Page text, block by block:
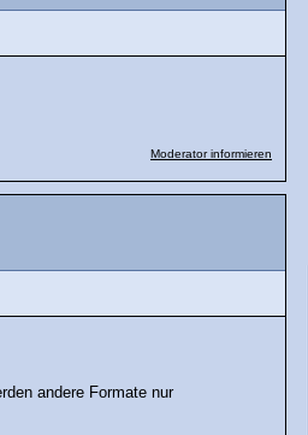
Moderator informieren
andere Formate nur